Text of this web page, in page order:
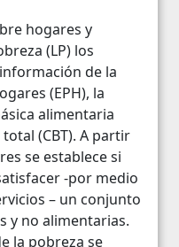
hogares y
(LP) los
de la
(EPH), la
alimentaria
total (CBT). A partir
se establece si
-por medio
– un conjunto
y no alimentarias.
la pobreza se